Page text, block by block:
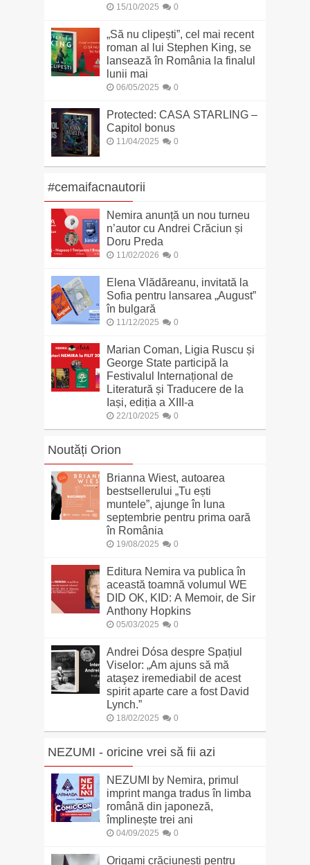
15/10/2025 0
„Să nu clipești”, cel mai recent
roman al lui Stephen King, se
lansează în România la finalul
lunii mai
06/05/2025 0
Protected: CASA STARLING –
Capitol bonus
11/04/2025 0
#cemaifacnautorii
Nemira anunță un nou turneu
n’autor cu Andrei Crăciun și
Doru Preda
11/02/2026 0
Elena Vlădăreanu, invitată la
Sofia pentru lansarea „August”
în bulgară
11/12/2025 0
Marian Coman, Ligia Ruscu și
George State participă la
Festivalul Internațional de
Literatură și Traducere de la
Iași, ediția a XIII-a
22/10/2025 0
Noutăți Orion
Brianna Wiest, autoarea
bestsellerului „Tu ești
muntele”, ajunge în luna
septembrie pentru prima oară
în România
19/08/2025 0
Editura Nemira va publica în
această toamnă volumul WE
DID OK, KID: A Memoir, de Sir
Anthony Hopkins
05/03/2025 0
Andrei Dósa despre Spațiul
Viselor: „Am ajuns să mă
ataşez iremediabil de acest
spirit aparte care a fost David
Lynch.”
18/02/2025 0
NEZUMI - oricine vrei să fii azi
NEZUMI by Nemira, primul
imprint manga tradus în limba
română din japoneză,
împlinește trei ani
04/09/2025 0
Origami crăciunești pentru